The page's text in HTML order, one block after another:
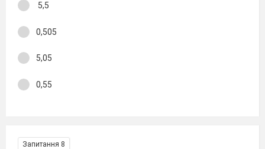
5,5
0,505
5,05
0,55
Запитання 8